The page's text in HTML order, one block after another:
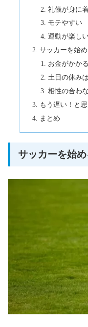
礼儀が身に
モテやすい
運動が楽し
サッカーを始
お金がかかる
土日の休み
相性の合わ
もう遅い！と
まとめ
サッカーを始